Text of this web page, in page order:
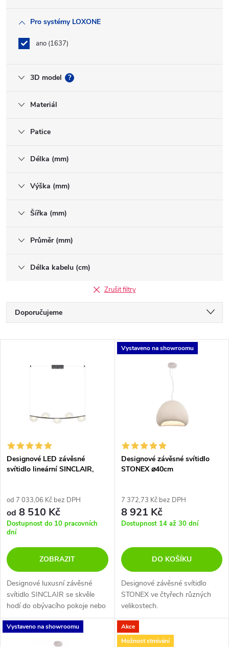
Pro systémy LOXONE
ano 1637
3D model ?
Materiál
Patice
Délka (mm)
Výška (mm)
Šířka (mm)
Průměr (mm)
Délka kabelu (cm)
Zrušit filtry
Ř
a
í
p
r
o
d
u
k
t
Doporučujeme
s
p
r
o
d
u
k
t
Designové LED závěsné
svítidlo lineární SINCLAIR,
od 7 033,06 Kč bez DPH
od 8 510 Kč
Dostupnost do 10 pracovních
dní
ZOBRAZIT
Designové luxusní závěsné
svítidlo SINCLAIR se skvěle
hodí do obývacího pokoje nebo
nad jídelní stůl.
Vystaveno na showroomu
Designové závěsné svítidlo
STONEX ⌀40cm
7 372,73 Kč bez DPH
8 921 Kč
Dostupnost 14 až 30 dní
DO KOŠÍKU
Designové závěsné svítidlo
STONEX ve čtyřech různých
velikostech.
Vystaveno na showroomu
Akce
Možnost stmívání